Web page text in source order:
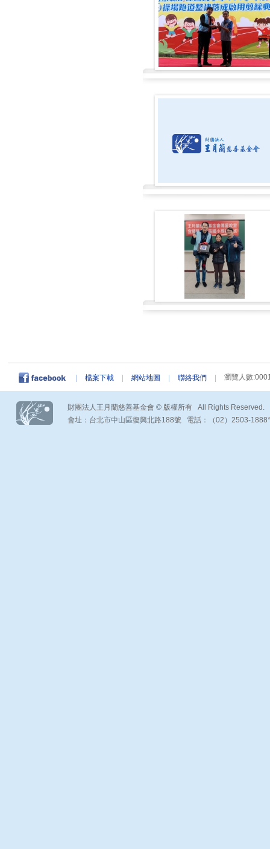
檔案下載 網站地圖 聯絡我們 瀏覽人數
財團法人王月蘭慈善基金會 © 版權所有 All Rights Reserved.
會址：台北市中山區復興北路188號 電話：（02）2503-